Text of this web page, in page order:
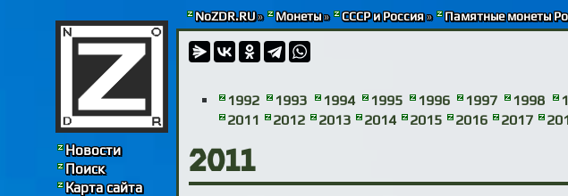
NoZDR.RU» Монеты» СССР и Россия» Памятные монеты
Новости
Поиск
Карта сайта
1992 1993 1994 1995 1996 1997 1998
2011
2012 2013 2014 2015 2016 2017
2011